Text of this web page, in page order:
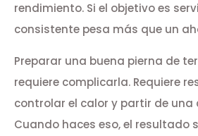
rendimiento. Si el objetivo es
consistente pesa más que un
Preparar una buena pierna de
requiere complicarla. Requiere
controlar el calor y partir de una
Cuando haces eso, el resultado